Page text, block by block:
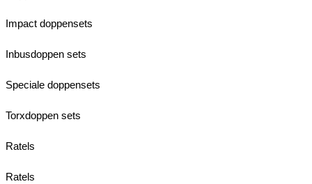
Impact doppensets
Inbusdoppen sets
Speciale doppensets
Torxdoppen sets
Ratels
Ratels